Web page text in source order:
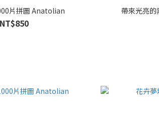
片拼圖 Anatolian
NT$850
帶來光亮